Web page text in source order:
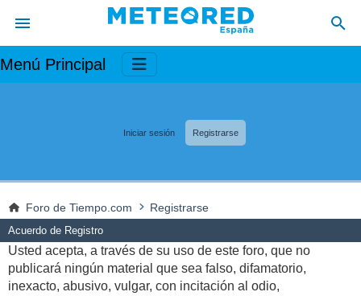
Menú Principal
Iniciar sesión Registrarse
Foro de Tiempo.com Registrarse
Acuerdo de Registro
Usted acepta, a través de su uso de este foro, que no
publicará ningún material que sea falso, difamatorio,
inexacto, abusivo, vulgar, con incitación al odio,